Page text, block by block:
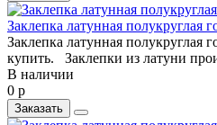
Заклепка латунная полукруглая
Заклепка латунная полукруглая
купить. Заклепки из латуни
В наличии
0 р
Заказать